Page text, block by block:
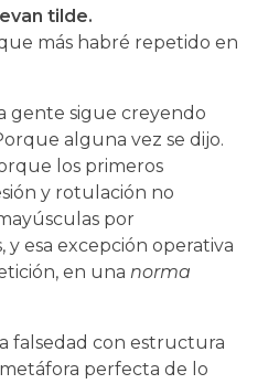
tilde.
más habré repetido en
gente sigue creyendo
alguna vez se dijo.
los primeros
y rotulación no
por
y esa excepción operativa
en una norma
falsedad con estructura
perfecta de lo